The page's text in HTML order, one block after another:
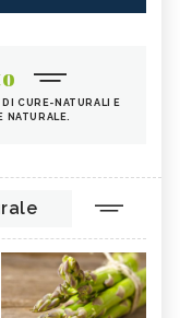
CURE-NATURALI E
NATURALE.